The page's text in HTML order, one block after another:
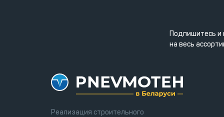
Подпишитесь и
на весь
Реализация строительного